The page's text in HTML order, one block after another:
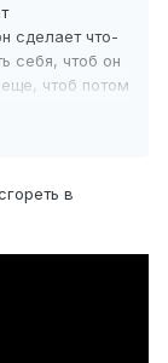
сделает что-
себя, чтоб он
чтоб потом
"а оно
в